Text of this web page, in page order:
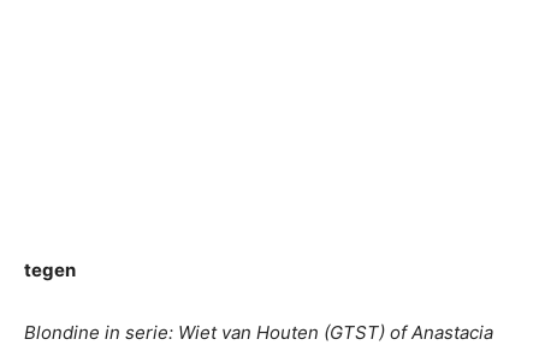
tegen
Blondine in serie: Wiet van Houten (GTST) of Anastacia